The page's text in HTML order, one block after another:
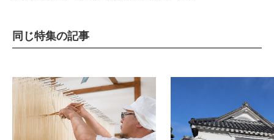
同じ特集の記事